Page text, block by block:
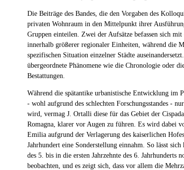
Die Beiträge des Bandes, die den Vorgaben des
privaten Wohnraum in den Mittelpunkt ihrer
Gruppen einteilen. Zwei der Aufsätze befassen sich
innerhalb größerer regionaler Einheiten, während die
spezifischen Situation einzelner Städte
übergeordnete Phänomene wie die Chronologie oder
Bestattungen.
Während die spätantike urbanistische Entwicklung im
- wohl aufgrund des schlechten Forschungsstandes -
wird, vermag J. Ortalli diese für das Gebiet der
Romagna, klarer vor Augen zu führen. Es wird dabei
Emilia aufgrund der Verlagerung des kaiserlichen
Jahrhundert eine Sonderstellung einnahm. So lässt
des 5. bis in die ersten Jahrzehnte des 6. Jahrhunderts
beobachten, und es zeigt sich, dass vor allem die